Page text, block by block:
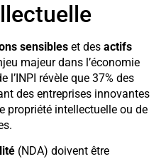
sensibles et des actifs
majeur dans l’économie
l’INPI révèle que 37% des
des entreprises innovantes
propriété intellectuelle ou de
(NDA) doivent être